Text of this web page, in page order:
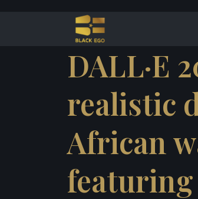
DALL·E
realistic
African
featuring